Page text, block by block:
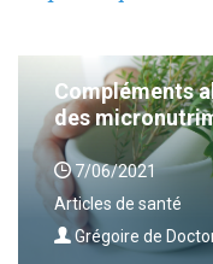
Compléments
des
7/06/2021
Articles de santé
Grégoire de